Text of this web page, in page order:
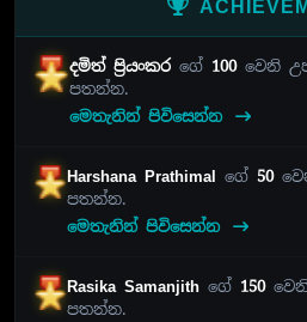
දමිත් ප්‍රියංකරගේ 100වෙනි
පතන්න.
මෙතැනින් පිවිසෙන්න
Harshana Prathimal ගේ 50
පතන්න.
මෙතැනින් පිවිසෙන්න
Rasika Samanjithගේ 150
පතන්න.